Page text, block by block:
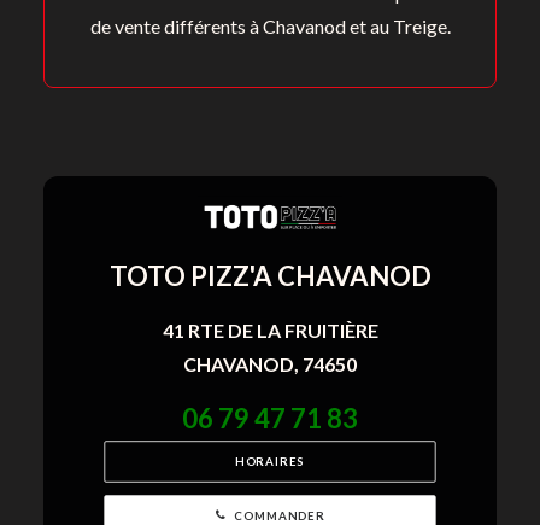
de vente différents à Chavanod et au Treige.
TOTO PIZZ'A CHAVANOD
41 RTE DE LA FRUITIÈRE
CHAVANOD, 74650
06 79 47 71 83
HORAIRES
COMMANDER